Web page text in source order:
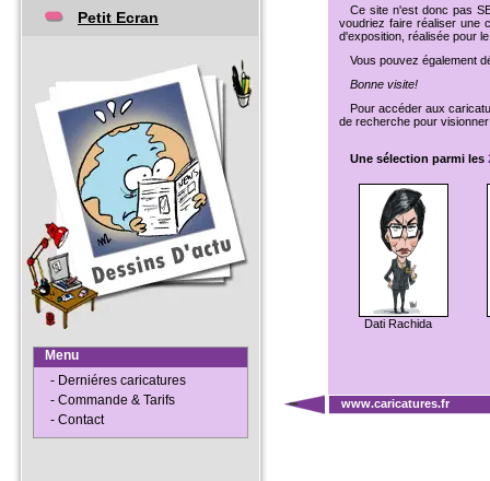
Petit Ecran
Menu
- Derniéres caricatures
- Commande & Tarifs
- Contact
Ce site n'est donc pas
voudriez faire réaliser une
d'exposition, réalisée pour
Vous pouvez également
Bonne visite!
Pour accéder aux
de recherche pour
Une sélection parmi les
Dati Rachida
www.caricatures.fr